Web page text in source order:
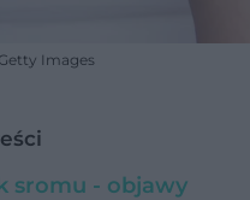
Images
sromu - objawy